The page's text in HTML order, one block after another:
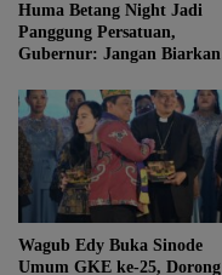
Huma Betang Night Jadi
Panggung Persatuan,
Gubernur: Jangan Biarkan
Kalteng
Wagub Edy Buka Sinode
Umum GKE ke-25, Dorong